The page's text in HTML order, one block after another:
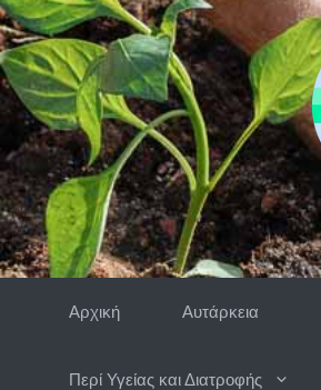
Μετάβαση
σε
περιεχόμενο
Αρχική Αυτάρκεια
Περί Υγείας και Διατροφής